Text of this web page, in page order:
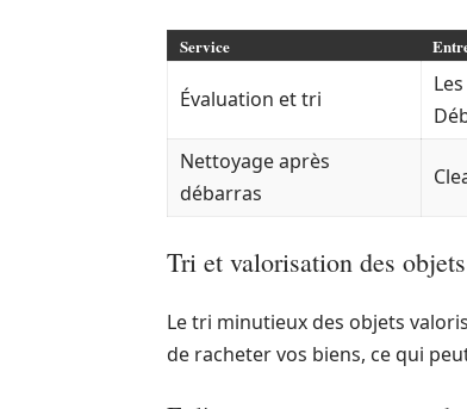
Service
Évaluation et tri
Nettoyage après
débarras
Tri et valorisation des objets
Le tri minutieux des objets
de racheter vos biens, ce qui